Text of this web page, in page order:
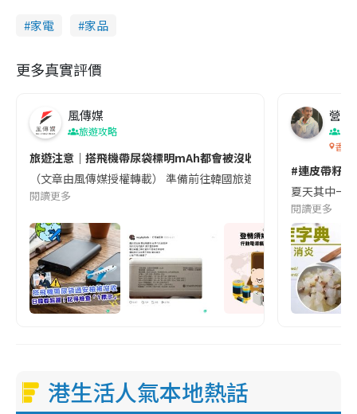
家電 家品
更多真實評價
風傳媒
旅遊攻略
旅遊注意｜搭飛機帶尿袋標明mAh都會被沒收😱出發前切記檢查
（文章由風傳媒授權轉載） 準備前往韓國旅遊的民眾，近期要
閱讀更多
營養
香港
#連皮帶籽
夏天其中一
閱讀更多
港生活人氣本地熱話